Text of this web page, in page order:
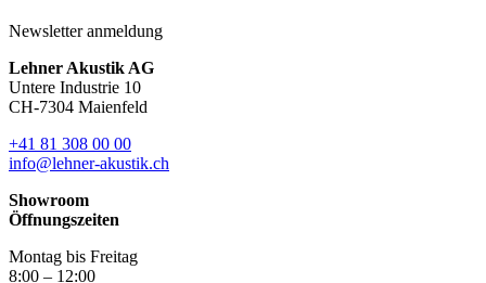
Newsletter anmeldung
Lehner Akustik AG
Untere Industrie 10
CH-7304 Maienfeld
+41 81 308 00 00
info@lehner-akustik.ch
Showroom
Öffnungszeiten
Montag bis Freitag
8:00 – 12:00